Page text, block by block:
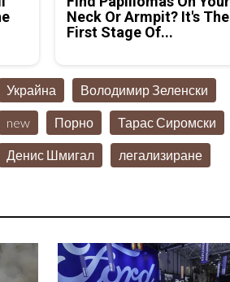
Neck Or Armpit? It's The
First Stage Of...
Украйна Володимир Зеленски
new Порно Тарас Сиромски
Денис Шмигал легализиране